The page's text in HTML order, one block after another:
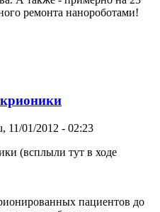
ремонта нанороботами!
11/01/2012 - 02:23
(всплыли тут в ходе
пациентов до